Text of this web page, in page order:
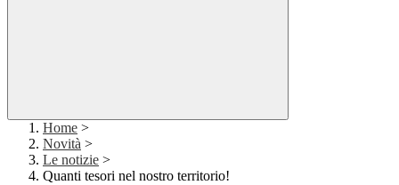
Home >
Novità >
Le notizie >
Quanti tesori nel nostro territorio!